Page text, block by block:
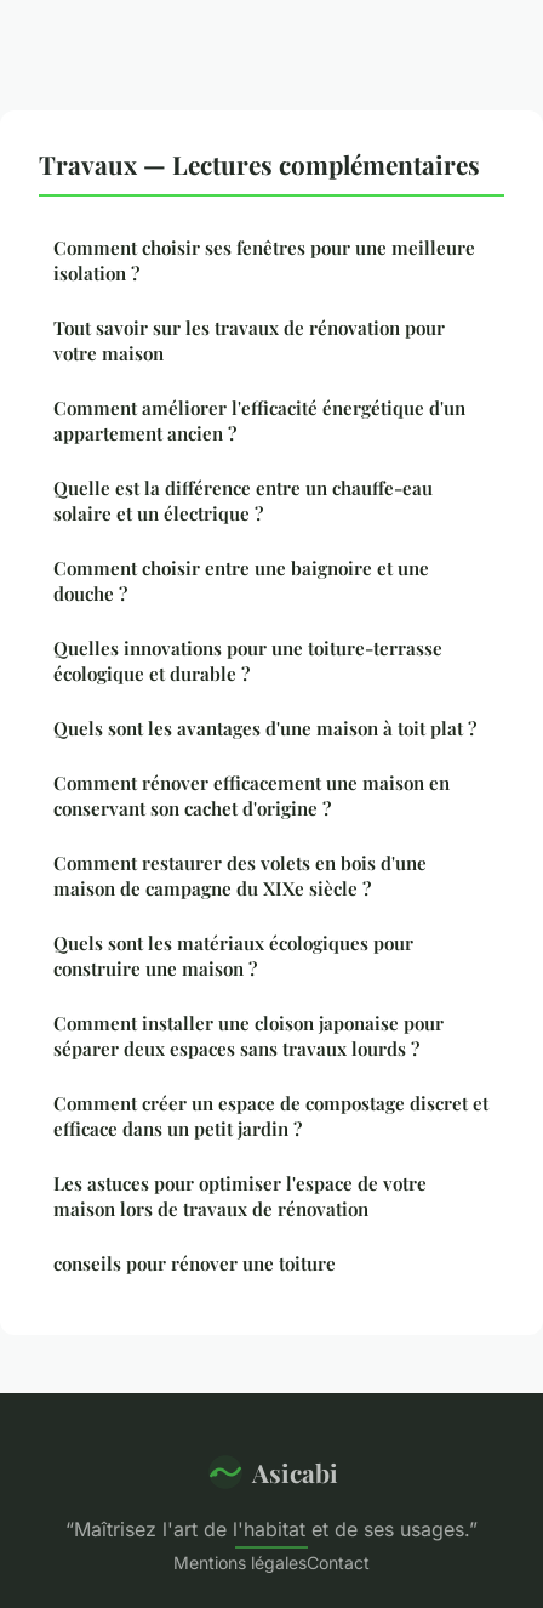
Travaux — Lectures complémentaires
Comment choisir ses fenêtres pour une meilleure
isolation ?
Tout savoir sur les travaux de rénovation pour
votre maison
Comment améliorer l'efficacité énergétique d'un
appartement ancien ?
Quelle est la différence entre un chauffe-eau
solaire et un électrique ?
Comment choisir entre une baignoire et une
douche ?
Quelles innovations pour une toiture-terrasse
écologique et durable ?
Quels sont les avantages d'une maison à toit plat ?
Comment rénover efficacement une maison en
conservant son cachet d'origine ?
Comment restaurer des volets en bois d'une
maison de campagne du XIXe siècle ?
Quels sont les matériaux écologiques pour
construire une maison ?
Comment installer une cloison japonaise pour
séparer deux espaces sans travaux lourds ?
Comment créer un espace de compostage discret et
efficace dans un petit jardin ?
Les astuces pour optimiser l'espace de votre
maison lors de travaux de rénovation
conseils pour rénover une toiture
Asicabi
“Maîtrisez l'art de l'habitat et de ses usages.”
Mentions légalesContact